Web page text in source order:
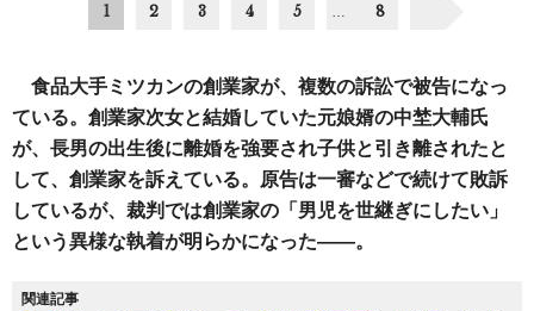
1 2 3 4 5 8
食品大手ミツカンの創業家が、複数の訴訟で被告になっ
ている。創業家次女と結婚していた元娘婿の中埜大輔氏
が、長男の出生後に離婚を強要され子供と引き離されたと
して、創業家を訴えている。原告は一審などで続けて敗訴
しているが、裁判では創業家の「男児を世継ぎにしたい」
という異様な執着が明らかになった――。
関連記事